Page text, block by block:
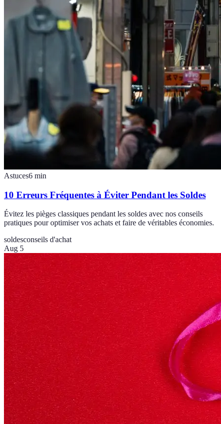
Astuces6 min
10 Erreurs Fréquentes à Éviter Pendant les Soldes
Évitez les pièges classiques pendant les soldes avec nos conseils
pratiques pour optimiser vos achats et faire de véritables économies.
soldesconseils d'achat
Aug 5